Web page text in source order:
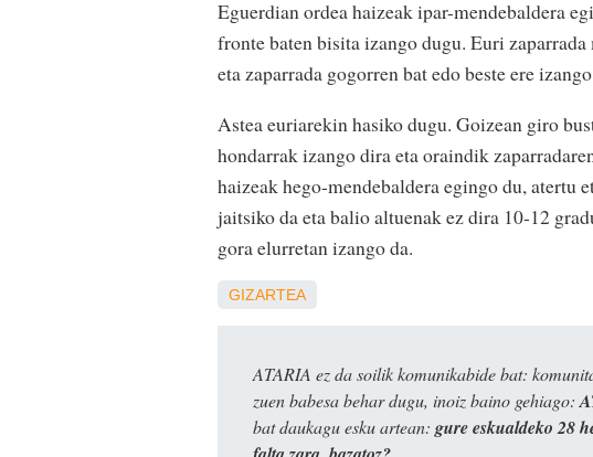
Eguerdian ordea haizeak ipar-mendebaldera
fronte baten bisita izango dugu. Euri
eta zaparrada gogorren bat edo beste ere
Astea euriarekin hasiko dugu. Goizean giro
hondarrak izango dira eta oraindik
haizeak hego-mendebaldera egingo du, atertu
jaitsiko da eta balio altuenak ez dira 10-12
gora elurretan izango da.
GIZARTEA
ATARIA ez da soilik komunikabide bat:
zuen babesa behar dugu, inoiz baino gehiago:
bat daukagu esku artean: gure eskualdeko 28